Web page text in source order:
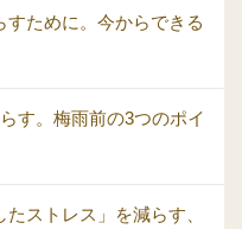
すために。今からできる
す。梅雨前の3つのポイ
ストレス」を減らす、